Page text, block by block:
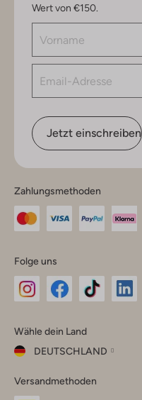
Wert von €150.
Jetzt einschreiben
Zahlungsmethoden
Folge uns
Instagram
Facebook
TikTok
Wähle dein Land
DEUTSCHLAND
dein
Land
Versandmethoden